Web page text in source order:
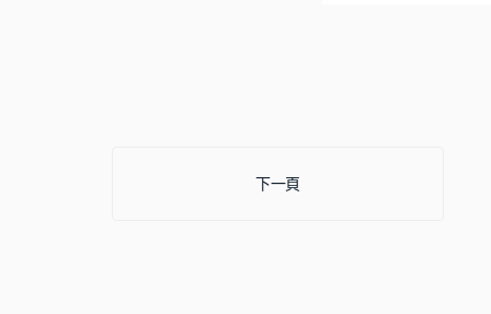
下一篇文章: 如何指導與修改病歷書
下一頁